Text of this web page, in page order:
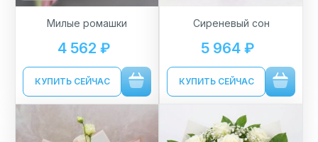
Милые ромашки
4 562 ₽
КУПИТЬ СЕЙЧАС
Сиреневый сон
5 964 ₽
КУПИТЬ СЕЙЧАС